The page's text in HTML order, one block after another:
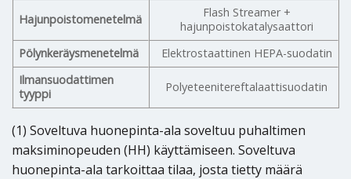
Hajunpoistomenetelmä
Flash Streamer +
hajunpoistokatalysaattori
Pölynkeräysmenetelmä
Elektrostaattinen HEPA-suodatin
Ilmansuodattimen
tyyppi
Polyeteenitereftalaattisuodatin
(1) Soveltuva huonepinta-ala soveltuu puhaltimen
maksiminopeuden (HH) käyttämiseen. Soveltuva
huonepinta-ala tarkoittaa tilaa, josta tietty määrä